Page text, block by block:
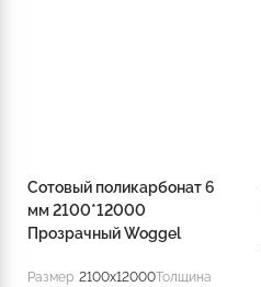
Сотовый поликарбонат 6
мм 2100*12000
Прозрачный Woggel
Размер 2100x12000Толщина